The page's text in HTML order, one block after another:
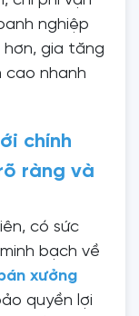
nghiệp
gia tăng
cao nhanh
chính
ràng và
có sức
bạch về
xưởng
quyền lợi